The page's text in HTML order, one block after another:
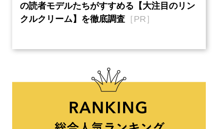
の読者モデルたちがすすめる【大注目のリン
クルクリーム】を徹底調査 ［PR］